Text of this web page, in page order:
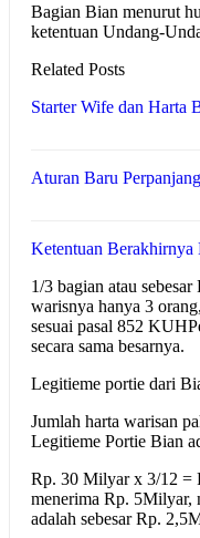
Bagian Bian menurut
ketentuan Undang-
Related Posts
Starter Wife dan Harta
Aturan Baru
Ketentuan Berakhirnya
1/3 bagian atau
warisnya hanya 3
sesuai pasal 852
secara sama besarnya.
Legitieme portie dari
Jumlah harta warisan
Legitieme Portie Bian
Rp. 30 Milyar x 3/12 =
menerima Rp. 5Milyar,
adalah sebesar Rp.